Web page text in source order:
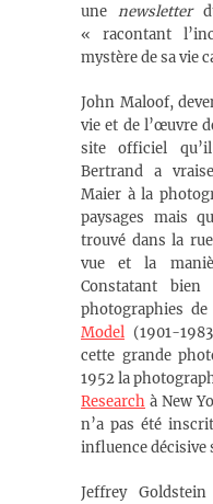
une newsletter
« racontant
mystère de sa vie
John Maloof,
vie et de l’œuvre
site officiel
Bertrand a
Maier à la
paysages mais
trouvé dans la
vue et la
Constatant
photographies
Model (1901-
cette grande
1952 la
Research à New
n’a pas été
influence décisive
Jeffrey